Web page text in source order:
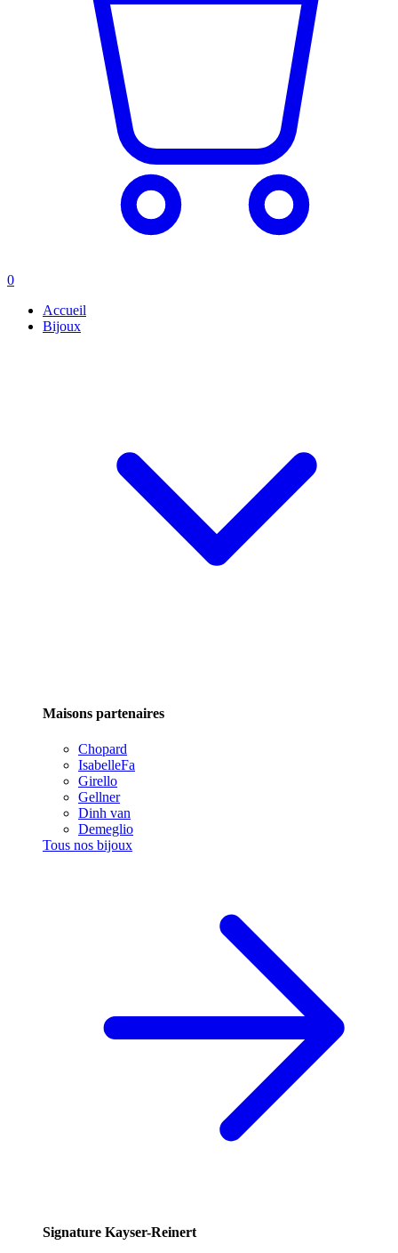
0
Accueil
Bijoux
Maisons partenaires
Chopard
IsabelleFa
Girello
Gellner
Dinh van
Demeglio
Tous nos bijoux
Signature Kayser-Reinert